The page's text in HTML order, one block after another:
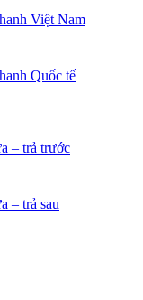
Việt Nam
Quốc tế
– trả trước
– trả sau